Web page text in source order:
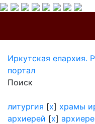
Иркутская епархия.
портал
Поиск
литургия [x] храмы
архиерей [x]